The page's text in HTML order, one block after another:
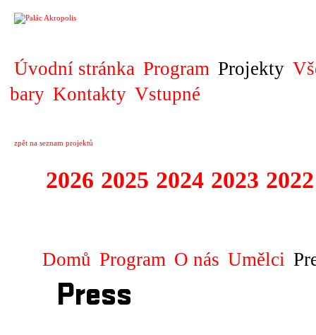
Úvodní stránka Program Projekty
bary Kontakty Vstupné
zpět na seznam projektů
2026 2025 2024 2023 2022
Domů Program O nás Umělci
Press